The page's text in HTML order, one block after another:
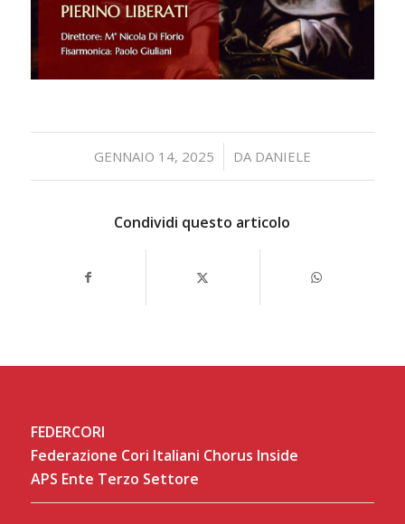
GENNAIO 14, 2025
/ DA DANIELE
Condividi questo articolo
FEDERCORI
Federazione Cori Italiani Chorus Inside
APS Ente Terzo Settore